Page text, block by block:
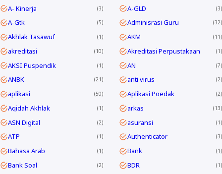
A- Kinerja
3 A-GLD 3
A-Gtk 5 Adminisrasi Guru 32
Akhlak Tasawuf 1 AKM 11
akreditasi 10 Akreditasi Perpustakaan 1
AKSI Puspendik 1 AN 7
ANBK 21 anti virus 2
aplikasi 50 Aplikasi Poedak 2
Aqidah Akhlak 1 arkas 13
ASN Digital 2 asuransi 1
ATP 1 Authenticator 3
Bahasa Arab 1 Bank 1
Bank Soal 2 BDR 1